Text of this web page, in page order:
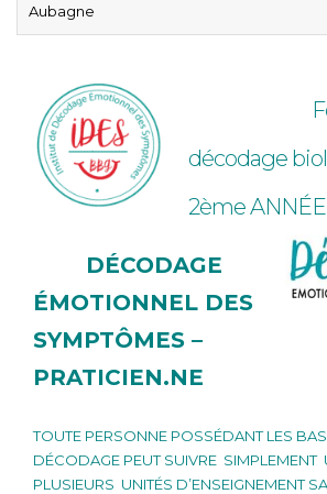
Aubagne
décodage
2ème ANNÉE
DÉCODAGE
ÉMOTIONNEL DES
SYMPTÔMES –
PRATICIEN.NE
TOUTE PERSONNE POSSÉDANT LES
DÉCODAGE PEUT SUIVRE SIMPLEMENT
PLUSIEURS UNITÉS D’ENSEIGNEMENT